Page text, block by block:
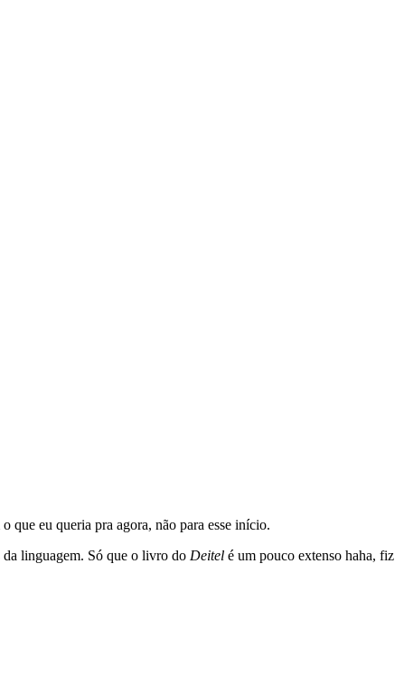
que eu queria pra agora, não para esse início.
da linguagem. Só que o livro do Deitel é um pouco extenso haha, fiz